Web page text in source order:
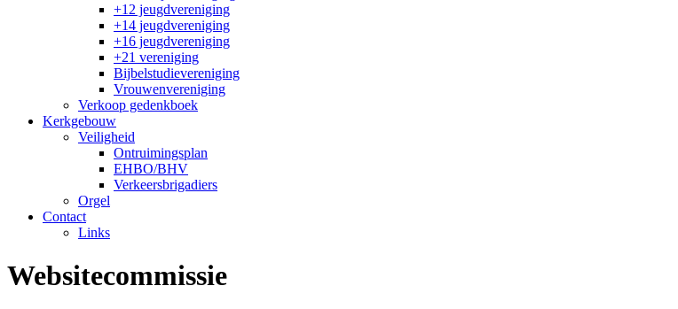
+12 jeugdvereniging
+14 jeugdvereniging
+16 jeugdvereniging
+21 vereniging
Bijbelstudievereniging
Vrouwenvereniging
Verkoop gedenkboek
Kerkgebouw
Veiligheid
Ontruimingsplan
EHBO/BHV
Verkeersbrigadiers
Orgel
Contact
Links
Websitecommissie